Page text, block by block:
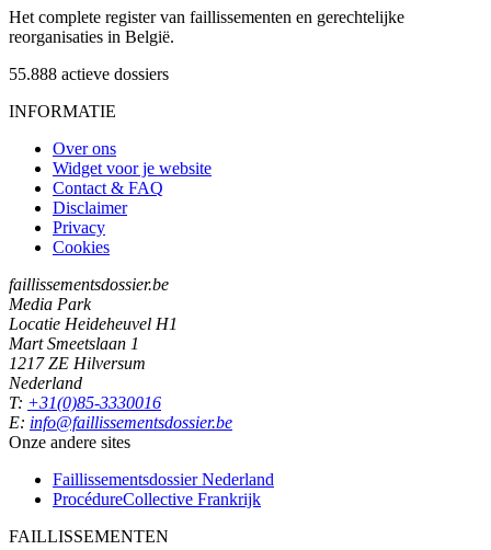
Het complete register van faillissementen en gerechtelijke
reorganisaties in België.
55.888 actieve dossiers
INFORMATIE
Over ons
Widget voor je website
Contact & FAQ
Disclaimer
Privacy
Cookies
faillissementsdossier.be
Media Park
Locatie Heideheuvel H1
Mart Smeetslaan 1
1217 ZE Hilversum
Nederland
T: +31(0)85-3330016
E: info@faillissementsdossier.be
Onze andere sites
Faillissementsdossier Nederland
ProcédureCollective Frankrijk
FAILLISSEMENTEN